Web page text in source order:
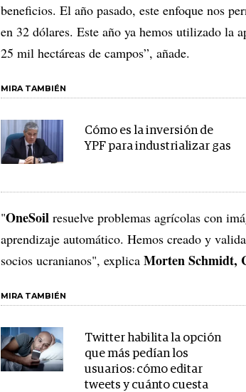
beneficios. El año pasado, este enfoque nos
en 32 dólares. Este año ya hemos utilizado la
25 mil hectáreas de campos”, añade.
MIRA TAMBIÉN
Cómo es la inversión de
YPF para industrializar gas
"OneSoil resuelve problemas agrícolas con
aprendizaje automático. Hemos creado y
socios ucranianos", explica Morten Schmidt,
MIRA TAMBIÉN
Twitter habilita la opción
que más pedían los
usuarios: cómo editar
tweets y cuánto cuesta